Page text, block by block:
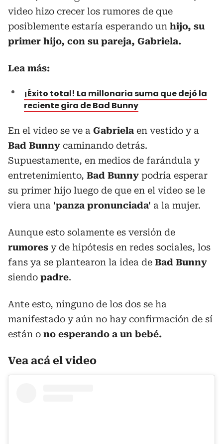
video hizo crecer los rumores de que
posiblemente estaría esperando un hijo, su
primer hijo, con su pareja, Gabriela.
Lea más:
¡Éxito total! La millonaria suma que dejó la
reciente gira de Bad Bunny
En el video se ve a Gabriela en vestido y a
Bad Bunny caminando detrás.
Supuestamente, en medios de farándula y
entretenimiento, Bad Bunny podría esperar
su primer hijo luego de que en el video se le
viera una 'panza pronunciada' a la mujer.
Aunque esto solamente es versión de
rumores y de hipótesis en redes sociales, los
fans ya se plantearon la idea de Bad Bunny
siendo padre.
Ante esto, ninguno de los dos se ha
manifestado y aún no hay confirmación de sí
están o no esperando a un bebé.
Vea acá el video